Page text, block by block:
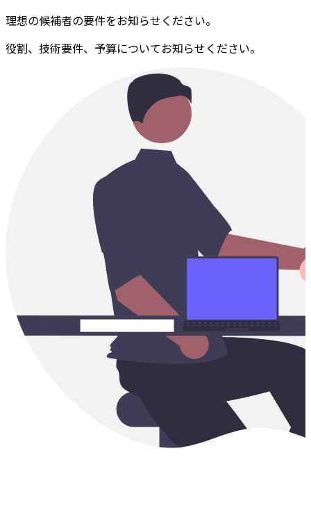
理想の候補者の要件をお知らせください。
役割、技術要件、予算についてお知らせください。